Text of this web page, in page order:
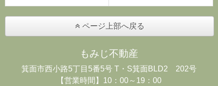
ページ上部へ戻る
もみじ不動産
箕面市西小路5丁目5番5号 T・S箕面BLD2 202号
【営業時間】10：00～19：00